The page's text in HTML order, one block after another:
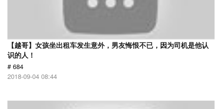
【越哥】女孩坐出租车发生意外，男友悔恨不已，因为司机是他认
识的人！
# 684
2018-09-04 08:44